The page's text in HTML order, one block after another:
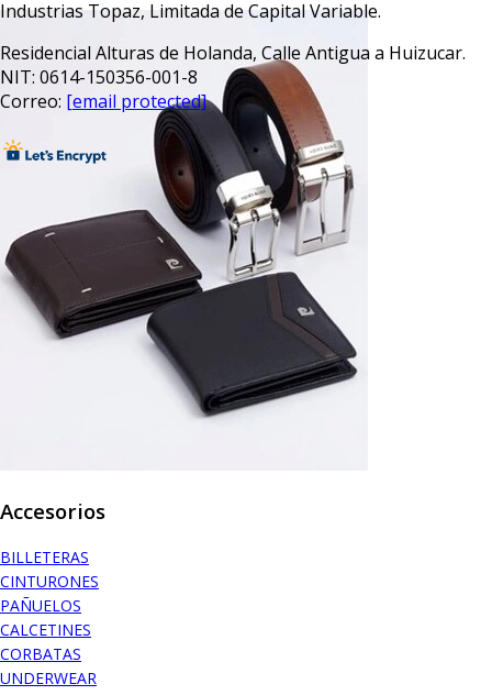
Accesorios
BILLETERAS
CINTURONES
PAÑUELOS
CALCETINES
CORBATAS
UNDERWEAR
Industrias Topaz, Limitada de Capital Variable.
Residencial Alturas de Holanda, Calle Antigua a Huizucar.
NIT: 0614-150356-001-8
Correo: [email protected]